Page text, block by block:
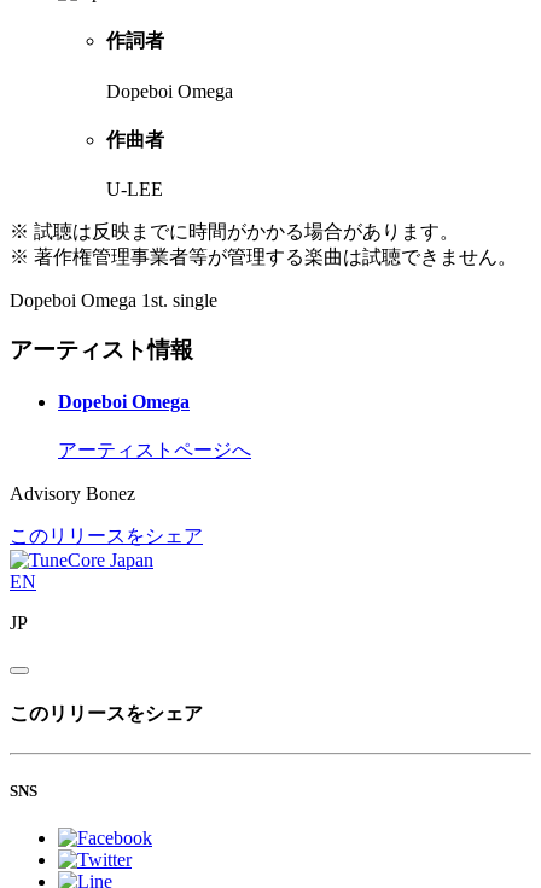
作詞者
Dopeboi Omega
作曲者
U-LEE
※ 試聴は反映までに時間がかかる場合があります。
※ 著作権管理事業者等が管理する楽曲は試聴できません。
Dopeboi Omega 1st. single
アーティスト情報
Dopeboi Omega
アーティストページへ
Advisory Bonez
このリリースをシェア
EN
JP
このリリースをシェア
SNS